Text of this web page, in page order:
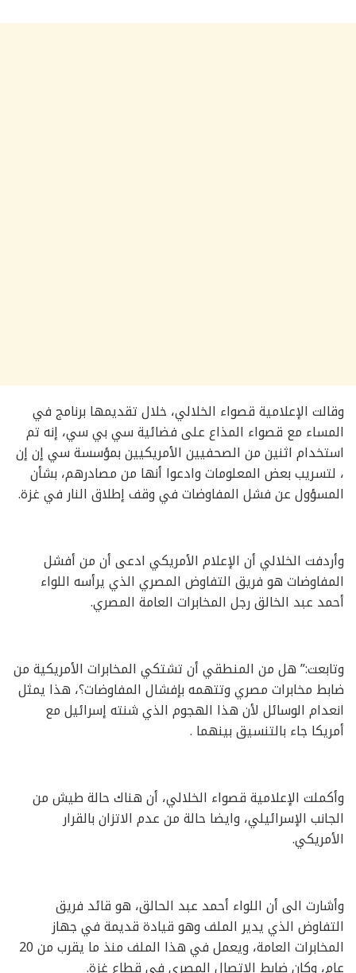
وقالت الإعلامية قصواء الخلالي، خلال تقديمها برنامج في
المساء مع قصواء المذاع على فضائية سي بي سي، إنه تم
استخدام اثنين من الصحفيين الأمريكيين بمؤسسة سي إن إن
، لتسريب بعض المعلومات وادعوا أنها من مصادرهم، بشأن
المسؤول عن فشل المفاوضات في وقف إطلاق النار في غزة.
وأردفت الخلالي أن الإعلام الأمريكي ادعى أن من أفشل
المفاوضات هو فريق التفاوض المصري الذي يرأسه اللواء
أحمد عبد الخالق رجل المخابرات العامة المصري.
وتابعت:” هل من المنطقي أن تشتكي المخابرات الأمريكية من
ضابط مخابرات مصري وتتهمه بإفشال المفاوضات؟، هذا يمثل
انعدام الوسائل لأن هذا الهجوم الذي شنته إسرائيل مع
أمريكا جاء بالتنسيق بينهما .
وأكملت الإعلامية قصواء الخلالي، أن هناك حالة طيش من
الجانب الإسرائيلي، وايضا حالة من عدم الاتزان بالقرار
الأمريكي.
وأشارت الى أن اللواء أحمد عبد الحالق، هو قائد فريق
التفاوض الذي يدير الملف وهو قيادة قديمة في جهاز
المخابرات العامة، ويعمل في هذا الملف منذ ما يقرب من 20
عام، وكان ضابط الاتصال المصري في قطاع غزة.